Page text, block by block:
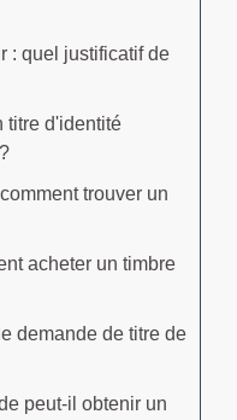
: quel justificatif de
titre d'identité
trouver un
acheter un timbre
demande de titre de
peut-il obtenir un